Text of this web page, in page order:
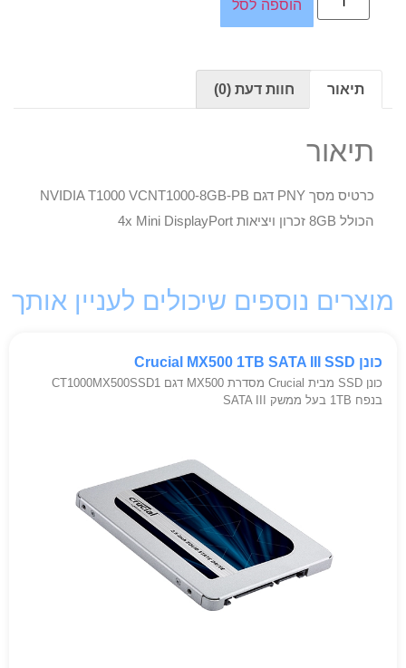
הוספה לסל
תיאור חוות דעת (0)
תיאור
כרטיס מסך PNY דגם NVIDIA T1000 VCNT1000-8GB-PB
הכולל 8GB זכרון ויציאות 4x Mini DisplayPort
מוצרים נוספים שיכולים לעניין אותך
כונן Crucial MX500 1TB SATA III SSD
כונן SSD מבית Crucial מסדרת MX500 דגם CT1000MX500SSD1
בנפח 1TB בעל ממשק SATA III